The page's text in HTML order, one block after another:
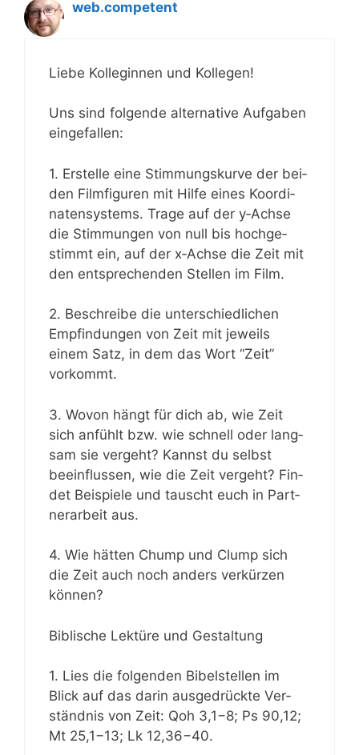
web.competent
Lie­be Kol­le­gin­nen und Kollegen!
Uns sind fol­gen­de alter­na­ti­ve Auf­ga­ben
eingefallen:
1. Erstel­le eine Stim­mungs­kur­ve der bei­
den Film­fi­gu­ren mit Hil­fe eines Koor­di­
na­ten­sys­tems. Tra­ge auf der y‑Achse
die Stim­mun­gen von null bis hoch­ge­
stimmt ein, auf der x‑Achse die Zeit mit
den ent­spre­chen­den Stel­len im Film.
2. Beschrei­be die unter­schied­li­chen
Emp­fin­dun­gen von Zeit mit jeweils
einem Satz, in dem das Wort “Zeit”
vorkommt.
3. Wovon hängt für dich ab, wie Zeit
sich anfühlt bzw. wie schnell oder lang­
sam sie ver­geht? Kannst du selbst
beein­flus­sen, wie die Zeit ver­geht? Fin­
det Bei­spie­le und tauscht euch in Part­
ner­ar­beit aus.
4. Wie hät­ten Chump und Clump sich
die Zeit auch noch anders ver­kür­zen
können?
Bibli­sche Lek­tü­re und Gestaltung
1. Lies die fol­gen­den Bibel­stel­len im
Blick auf das dar­in aus­ge­drück­te Ver­
ständ­nis von Zeit: Qoh 3,1−8; Ps 90,12;
Mt 25,1−13; Lk 12,36−40.